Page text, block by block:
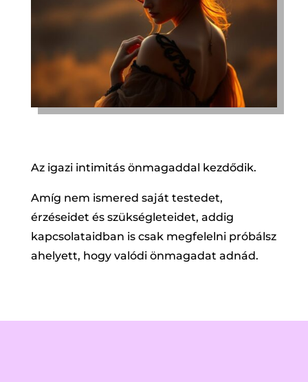
Az igazi intimitás önmagaddal kezdődik.
Amíg nem ismered saját testedet,
érzéseidet és szükségleteidet, addig
kapcsolataidban is csak megfelelni próbálsz
ahelyett, hogy valódi önmagadat adnád.